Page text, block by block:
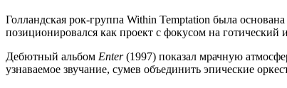
Голландская рок-группа Within Temptation была
позиционировался как проект с фокусом на
Дебютный альбом Enter(1997) показал мрачную
узнаваемое звучание, сумев объединить эпические